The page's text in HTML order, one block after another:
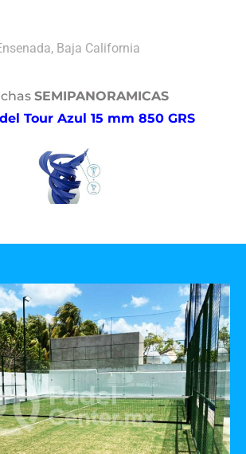
Baja California
SEMIPANORAMICAS
Tour Azul 15 mm 850 GRS